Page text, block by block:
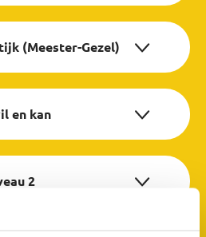
(Meester-Gezel)
en kan
2